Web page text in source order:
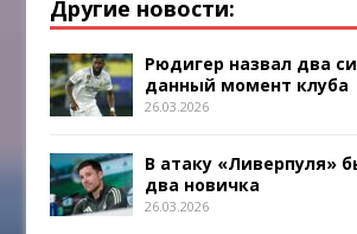
Другие новости:
Рюдигер назвал два
данный момент клуба
26.03.2026
В атаку «Ливерпуля»
два новичка
26.03.2026